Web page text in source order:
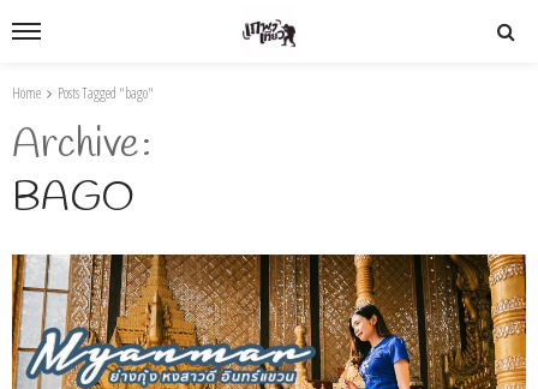
Home Posts Tagged "bago"
Archive
BAGO